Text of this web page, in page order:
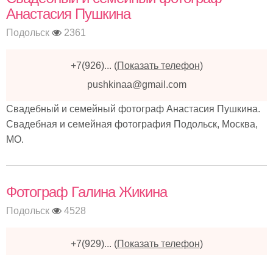
Анастасия Пушкина
Подольск 2361
+7(926)... (Показать телефон)
pushkinaa@gmail.com
Свадебный и семейный фотограф Анастасия Пушкина.
Свадебная и семейная фотография Подольск, Москва,
МО.
Фотограф Галина Жикина
Подольск 4528
+7(929)... (Показать телефон)